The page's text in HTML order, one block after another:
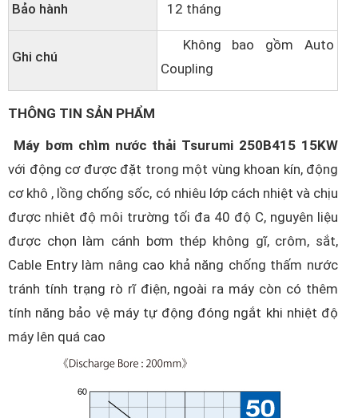
Bảo hành 12 tháng
Ghi chú
Không bao gồm Auto
Coupling
THÔNG TIN SẢN PHẨM
Máy bơm chìm nước thải Tsurumi 250B415 15KW
với động cơ được đặt trong một vùng khoan kín, động
cơ khô , lồng chống sốc, có nhiêu lớp cách nhiệt và chịu
được nhiêt độ môi trường tối đa 40 độ C, nguyên liệu
được chọn làm cánh bơm thép không gĩ, crôm, sắt,
Cable Entry làm nâng cao khả năng chống thấm nước
tránh tính trạng rò rĩ điện, ngoài ra máy còn có thêm
tính năng bảo vệ máy tự động đóng ngắt khi nhiệt độ
máy lên quá cao